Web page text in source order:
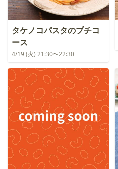
タケノコパスタのプチコ
ース
4/19 (火) 21:30〜22:30